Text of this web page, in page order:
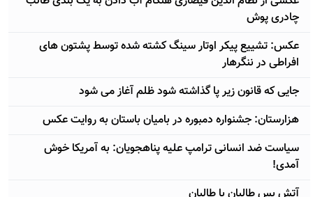
چادری پوش
عکس: تشییع پیکر اوتار سینگ کشته شده توسط پشتون های
افراطی در ننگرهار
جایی که قانون زیر پا گذاشته شود ظلم آغاز می شود
هزارستان: جشنواره دمبوره در بامیان باستان به روایت عکس
سیاست ضد انسانی ترامپ علیه پناهجویان: به آمریکا خوش
آمدی!